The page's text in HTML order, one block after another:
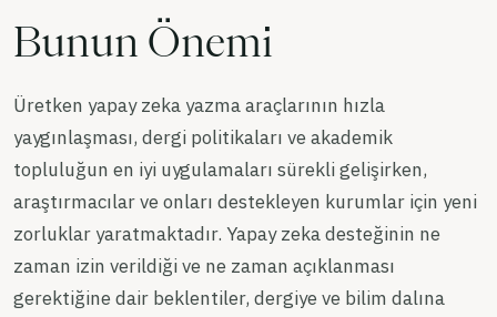
Bunun Önemi
Üretken yapay zeka yazma araçlarının hızla
yaygınlaşması, dergi politikaları ve akademik
topluluğun en iyi uygulamaları sürekli gelişirken,
araştırmacılar ve onları destekleyen kurumlar için yeni
zorluklar yaratmaktadır. Yapay zeka desteğinin ne
zaman izin verildiği ve ne zaman açıklanması
gerektiğine dair beklentiler, dergiye ve bilim dalına